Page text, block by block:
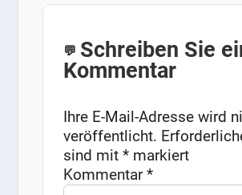
Schreiben Sie
Kommentar
Ihre E-Mail-Adresse wird
veröffentlicht.
sind mit* markiert
Kommentar*